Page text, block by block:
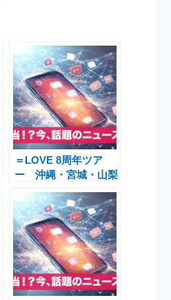
＝LOVE 8周年ツア
ー 沖縄・宮城・山梨
報まとめ｜イコラブ
8th ANNIVERSARY
PREMIUM TOUR